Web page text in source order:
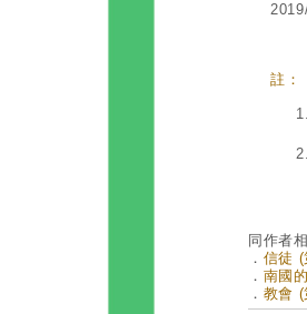
註：
同作者
． 信徒
． 南國
． 教會